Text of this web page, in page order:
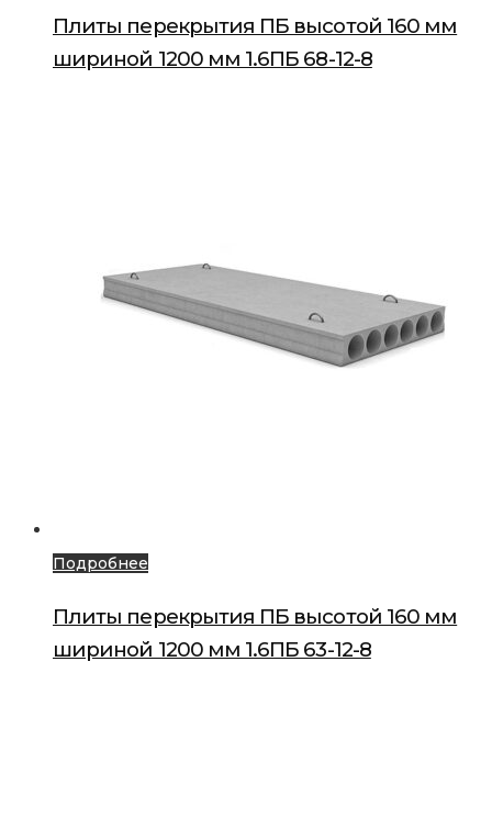
Плиты перекрытия ПБ высотой 160 мм
шириной 1200 мм 1.6ПБ 68-12-8
Подробнее
Плиты перекрытия ПБ высотой 160 мм
шириной 1200 мм 1.6ПБ 63-12-8